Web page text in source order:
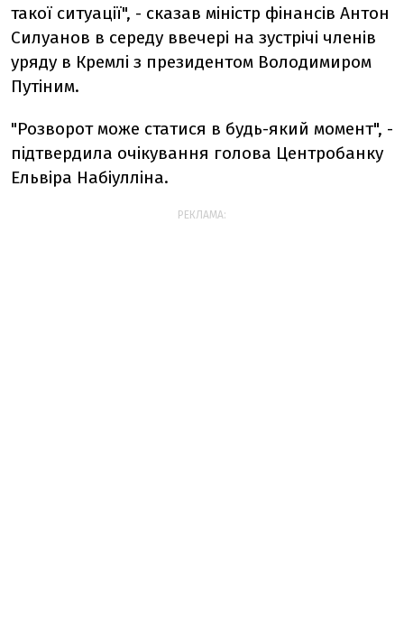
такої ситуації", - сказав міністр фінансів Антон
Силуанов в середу ввечері на зустрічі членів
уряду в Кремлі з президентом Володимиром
Путіним.
"Розворот може статися в будь-який момент", -
підтвердила очікування голова Центробанку
Ельвіра Набіулліна.
РЕКЛАМА: